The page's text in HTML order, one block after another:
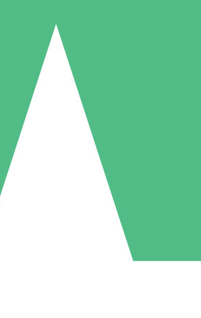
Creditpakketten
Geen maandelijkse verplichting
5 Downloaden
US$